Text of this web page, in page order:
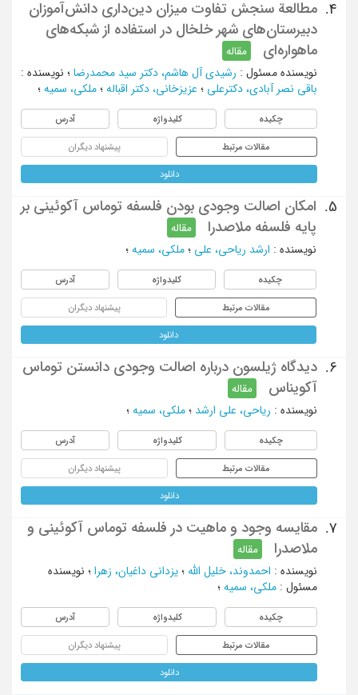
4.
مطالعة سنجش تفاوت میزان دین‌داری دانش‌آموزان
دبیرستان‌های شهر خلخال در استفاده از شبکه‌های
ماهواره‌ای
مقاله
نویسنده مسئول : رشیدی آل هاشم، دکتر سید محمدرضا ؛ نویسنده :
باقی نصر آبادی، دکترعلی ؛ عزیزخانی، دکتر اقباله ؛ ملکی، سمیه ؛
چکیده کلیدواژه آدرس
مقالات مرتبط پیشنهاد دیگران
دانلود
5.
امکان اصالت وجودی بودن فلسفه توماس آکوئینی بر
پایه فلسفه ملاصدرا
مقاله
نویسنده : ارشد ریاحی، علی ؛ ملکی، سمیه ؛
چکیده کلیدواژه آدرس
مقالات مرتبط پیشنهاد دیگران
دانلود
6.
دیدگاه ژیلسون درباره اصالت وجودی دانستن توماس
آکویناس
مقاله
نویسنده : ریاحی، علی ارشد ؛ ملکی، سمیه ؛
چکیده کلیدواژه آدرس
مقالات مرتبط پیشنهاد دیگران
دانلود
7.
مقایسه وجود و ماهیت در فلسفه توماس آکوئینی و
ملاصدرا
مقاله
نویسنده : احمدوند، خلیل الله ؛ یزدانی داغیان، زهرا ؛ نویسنده
مسئول : ملکی، سمیه ؛
چکیده کلیدواژه آدرس
مقالات مرتبط پیشنهاد دیگران
دانلود